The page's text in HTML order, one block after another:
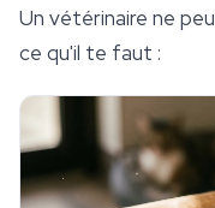
Un vétérinaire ne
ce qu'il te faut :